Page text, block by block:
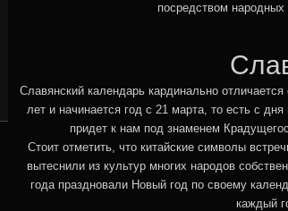
посредством народных
Славянский календарь кардинально
лет и начинается год с 21 марта, то есть с
придет к нам под знаменем
Стоит отметить, что китайские символы
вытеснили из культур многих народов
года праздновали Новый год по своему
каждый